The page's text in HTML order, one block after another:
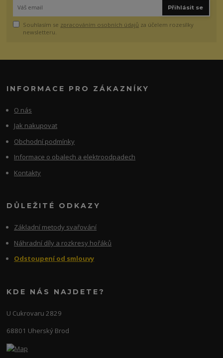
Přihlásit se
Souhlasím se zpracováním osobních údajů za účelem rozesílky
newsletteru.
INFORMACE PRO ZÁKAZNÍKY
O nás
Jak nakupovat
Obchodní podmínky
Informace o obalech a elektroodpadech
Kontakty
DŮLEŽITÉ ODKAZY
Základní metody svařování
Náhradní díly a rozkresy hořáků
Odstoupení od smlouvy
KDE NÁS NAJDETE?
U Cukrovaru 2829
68801 Uherský Brod